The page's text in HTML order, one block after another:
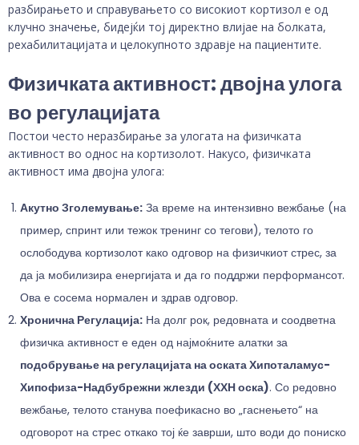
разбирањето и справувањето со високиот кортизол е од
клучно значење, бидејќи тој директно влијае на болката,
рехабилитацијата и целокупното здравје на пациентите.
Физичката активност: двојна улога
во регулацијата
Постои често неразбирање за улогата на физичката
активност во однос на кортизолот. Накусо, физичката
активност има двојна улога:
Акутно Зголемување: За време на интензивно вежбање (на
пример, спринт или тежок тренинг со тегови), телото го
ослободува кортизолот како одговор на физичкиот стрес, за
да ја мобилизира енергијата и да го поддржи перформансот.
Ова е сосема нормален и здрав одговор.
Хронична Регулација: На долг рок, редовната и соодветна
физичка активност е еден од најмоќните алатки за
подобрување на регулацијата на оската Хипоталамус-
Хипофиза-Надбубрежни жлезди (ХХН оска). Со редовно
вежбање, телото станува поефикасно во „гаснењето“ на
одговорот на стрес откако тој ќе заврши, што води до пониско